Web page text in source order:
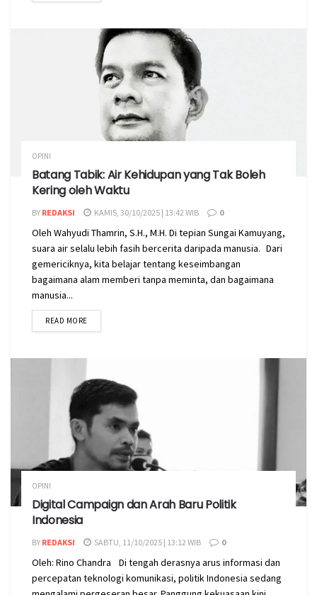
OPINI
Batang Tabik: Air Kehidupan yang Tak Boleh
Kering oleh Waktu
BY REDAKSI KAMIS, 30/10/2025 | 13:42 WIB 0
Oleh Wahyudi Thamrin, S.H., M.H. Di tepian Sungai Kamuyang,
suara air selalu lebih fasih bercerita daripada manusia. Dari
gemericiknya, kita belajar tentang keseimbangan
bagaimana alam memberi tanpa meminta, dan bagaimana
manusia...
READ MORE
OPINI
Digital Campaign dan Arah Baru Politik
Indonesia
BY REDAKSI SABTU, 11/10/2025 | 13:12 WIB 0
Oleh: Rino Chandra Di tengah derasnya arus informasi dan
percepatan teknologi komunikasi, politik Indonesia sedang